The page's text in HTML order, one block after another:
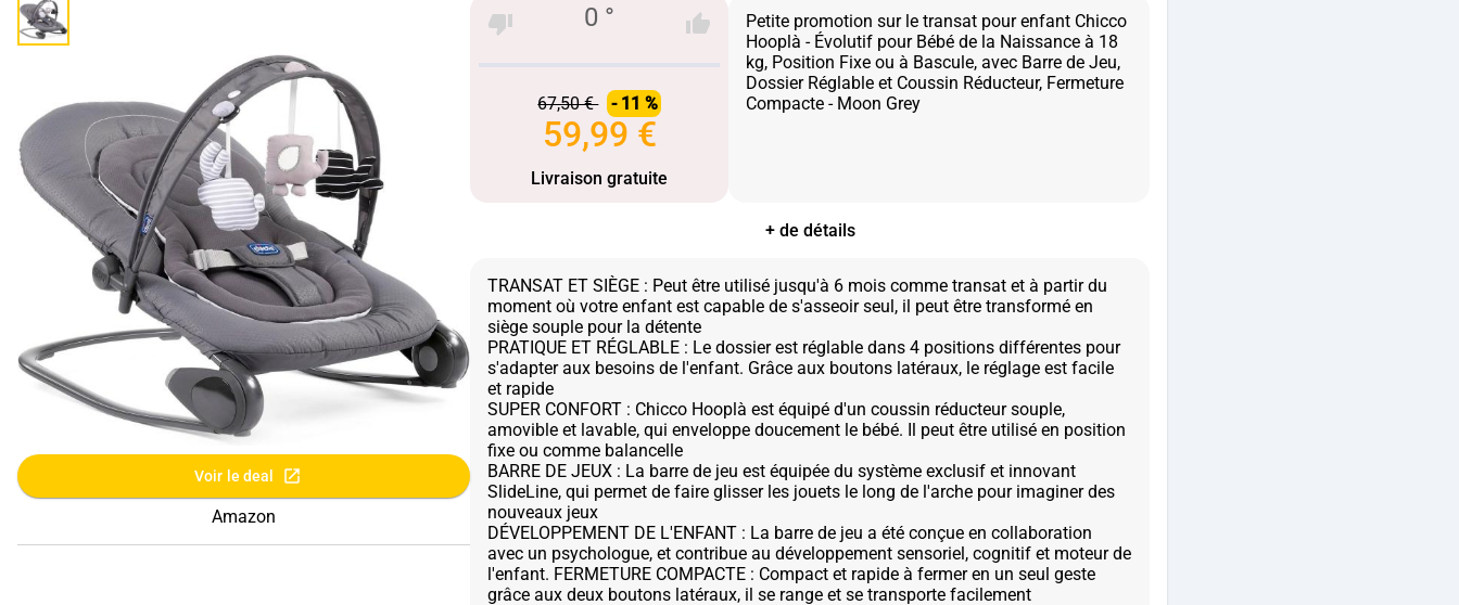
Voir le deal
Amazon
0 °
67,50 € - 11 %
59,99 €
Livraison gratuite
Petite promotion sur le transat pour enfant Chicco
Hooplà - Évolutif pour Bébé de la Naissance à 18
kg, Position Fixe ou à Bascule, avec Barre de Jeu,
Dossier Réglable et Coussin Réducteur, Fermeture
Compacte - Moon Grey
+ de détails
TRANSAT ET SIÈGE : Peut être utilisé jusqu'à 6 mois comme transat et à partir du
moment où votre enfant est capable de s'asseoir seul, il peut être transformé en
siège souple pour la détente
PRATIQUE ET RÉGLABLE : Le dossier est réglable dans 4 positions différentes pour
s'adapter aux besoins de l'enfant. Grâce aux boutons latéraux, le réglage est facile
et rapide
SUPER CONFORT : Chicco Hooplà est équipé d'un coussin réducteur souple,
amovible et lavable, qui enveloppe doucement le bébé. Il peut être utilisé en position
fixe ou comme balancelle
BARRE DE JEUX : La barre de jeu est équipée du système exclusif et innovant
SlideLine, qui permet de faire glisser les jouets le long de l'arche pour imaginer des
nouveaux jeux
DÉVELOPPEMENT DE L'ENFANT : La barre de jeu a été conçue en collaboration
avec un psychologue, et contribue au développement sensoriel, cognitif et moteur de
l'enfant. FERMETURE COMPACTE : Compact et rapide à fermer en un seul geste